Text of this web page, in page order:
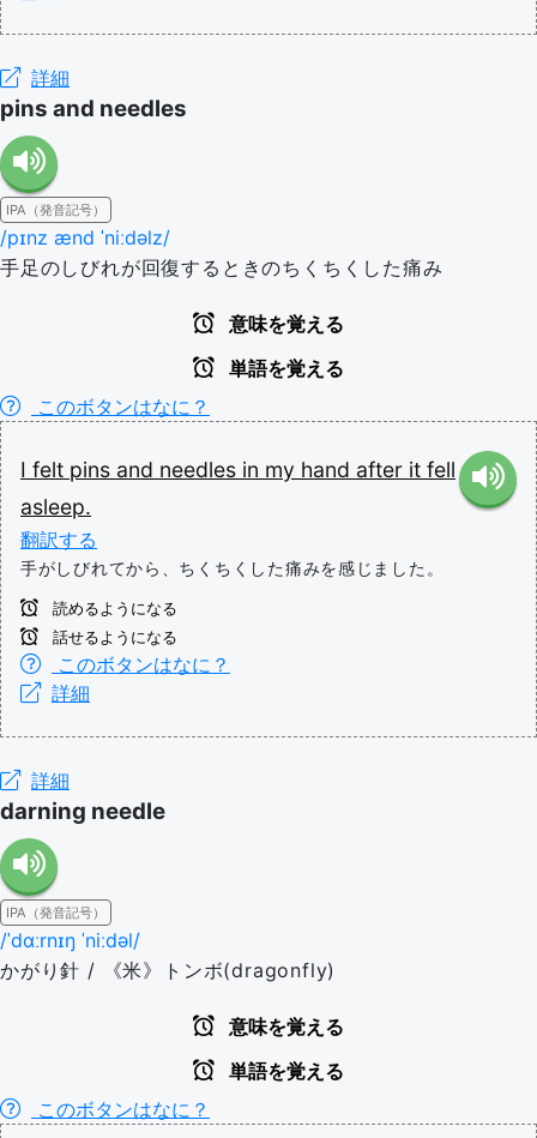
詳細
pins and needles
IPA（発音記号）
/pɪnz ænd ˈniːdəlz/
手足のしびれが回復するときのちくちくした痛み
意味を覚える
単語を覚える
このボタンはなに？
I felt pins and needles in my hand after it fell
asleep.
翻訳する
手がしびれてから、ちくちくした痛みを感じました。
読めるようになる
話せるようになる
このボタンはなに？
詳細
詳細
darning needle
IPA（発音記号）
/ˈdɑːrnɪŋ ˈniːdəl/
かがり針 / 《米》トンボ(dragonfly)
意味を覚える
単語を覚える
このボタンはなに？